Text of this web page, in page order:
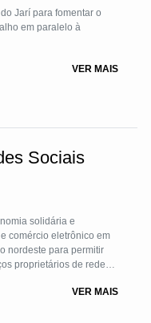
Jarí para fomentar o
em paralelo à
VER MAIS
Sociais
solidária e
comércio eletrônico em
nordeste para permitir
proprietários de redes
VER MAIS